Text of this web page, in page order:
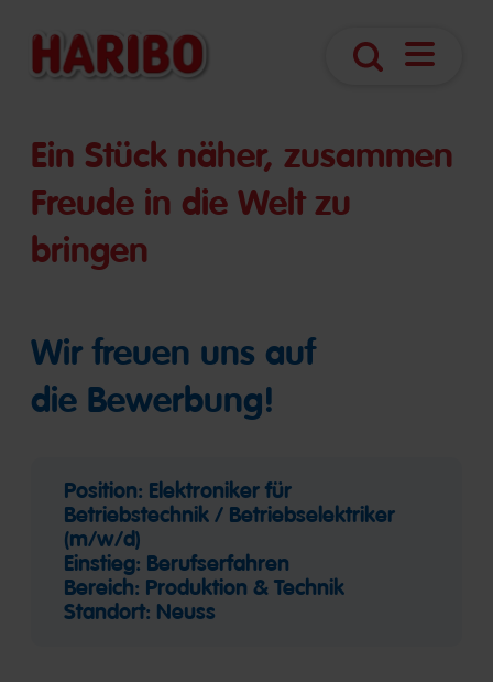
Ein Stück näher, zusammen
Freude in die Welt zu
bringen
Wir freuen uns auf
die Bewerbung!
Position: Elektroniker für
Betriebstechnik / Betriebselektriker
(m/w/d)
Einstieg: Berufserfahren
Bereich: Produktion & Technik
Standort: Neuss